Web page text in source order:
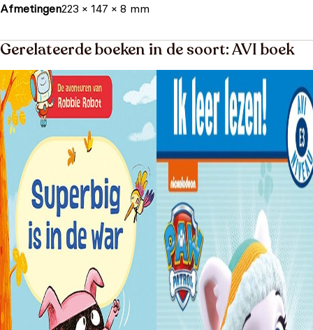
Afmetingen223 × 147 × 8 mm
Gerelateerde boeken in de soort: AVI boek